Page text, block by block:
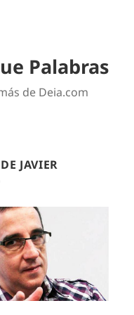
Palabras
de Deia.com
JAVIER